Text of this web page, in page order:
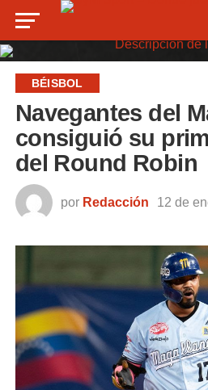
BÉISBOL
Navegantes del
consiguió su
del Round Robin
por Redacción 12 de